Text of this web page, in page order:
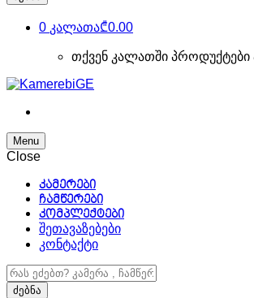
0 კალათა₾0.00
თქვენ კალათში პროდუქტები
Menu
Close
კამერები
ჩამწერები
კომპლექტები
შეთავაზებები
კონტაქტი
ძებნა:
ძებნა